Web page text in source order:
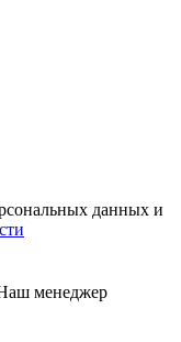
данных и
менеджер